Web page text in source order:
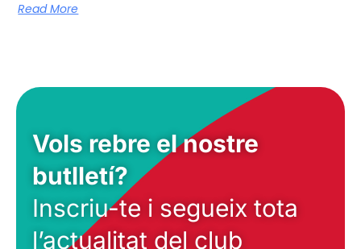
Read More
Vols rebre el nostre
butlletí?
Inscriu-te i segueix tota
l’actualitat del club